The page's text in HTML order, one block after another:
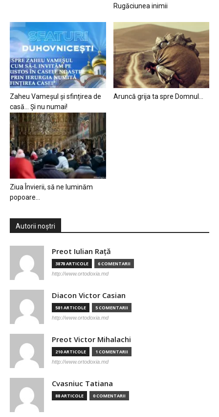
Rugăciunea inimii
Zaheu Vameșul și sfințirea de
casă… Și nu numai!
Aruncă grija ta spre Domnul…
Ziua Învierii, să ne luminăm
popoare…
Autorii noștri
Preot Iulian Raţă
3878 ARTICOLE 6 COMENTARII
http://www.ortodoxia.md
Diacon Victor Casian
581 ARTICOLE 5 COMENTARII
http://www.ortodoxia.md
Preot Victor Mihalachi
210 ARTICOLE 1 COMENTARII
http://www.ortodoxia.md
Cvasniuc Tatiana
88 ARTICOLE 0 COMENTARII